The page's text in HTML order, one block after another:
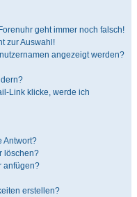
geht immer noch falsch!
zur Auswahl!
angezeigt werden?
Link klicke, werde ich
Antwort?
löschen?
anfügen?
erstellen?